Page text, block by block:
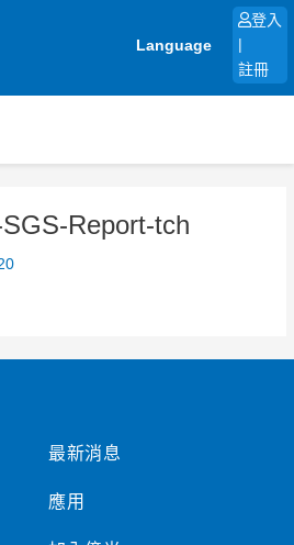
Language
登入
註冊
Report-tch
最新消息
應用